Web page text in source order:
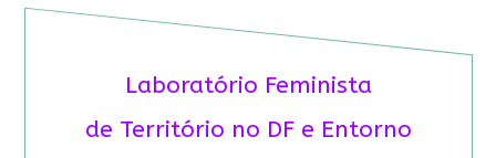
Laboratório Feminista
de Território no DF e Entorno